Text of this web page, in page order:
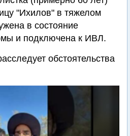
"Ихилов" в тяжелом
в состояние
и подключена к ИВЛ.
обстоятельства